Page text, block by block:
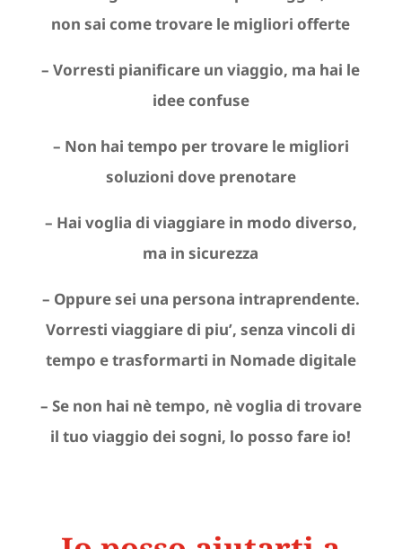
non sai come trovare le migliori offerte
– Vorresti pianificare un viaggio, ma hai le
idee confuse
– Non hai tempo per trovare le migliori
soluzioni dove prenotare
– Hai voglia di viaggiare in modo diverso,
ma in sicurezza
– Oppure sei una persona intraprendente.
Vorresti viaggiare di piu’, senza vincoli di
tempo e trasformarti in Nomade digitale
– Se non hai nè tempo, nè voglia di trovare
il tuo viaggio dei sogni, lo posso fare io!